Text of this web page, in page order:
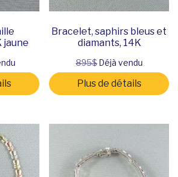
jaune
Bracelet, saphirs bleus et
diamants, 14K
895$Déjà vendu
Plus de détails